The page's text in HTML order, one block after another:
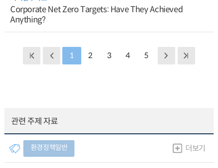
Corporate Net Zero Targets: Have They Achieved
Anything?
1 2 3 4 5
관련 주제 자료
환경정책일반 더보기